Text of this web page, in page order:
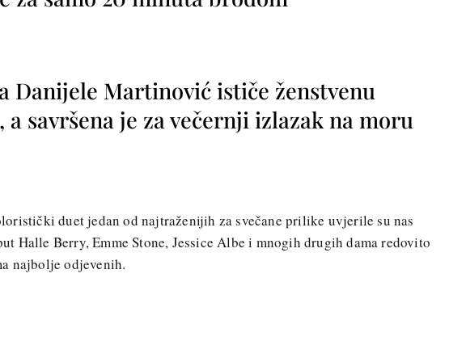
Danijele Martinović ističe ženstvenu
savršena je za večernji izlazak na moru
duet jedan od najtraženijih za svečane prilike uvjerile su nas
Halle Berry, Emme Stone, Jessice Albe i mnogih drugih dama redovito
najbolje odjevenih.